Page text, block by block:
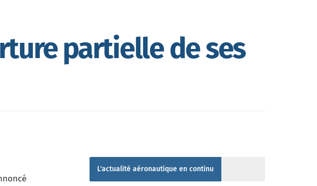
partielle de ses
L'actualité aéronautique en continu